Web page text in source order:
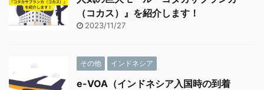
（コカス）』を紹介します！
2023/11/27
その他 インドネシア
e-VOA（インドネシア入国時の到着